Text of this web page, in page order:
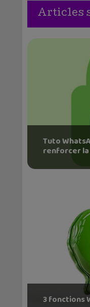
Articles
Tuto
renforcer la
3 fonctions